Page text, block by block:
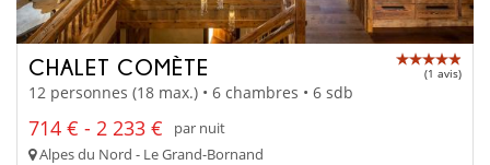
CHALET COMÈTE (1 avis)
12 personnes (18 max.) • 6 chambres • 6 sdb
714 € - 2 233 €
par nuit
Alpes du Nord - Le Grand-Bornand